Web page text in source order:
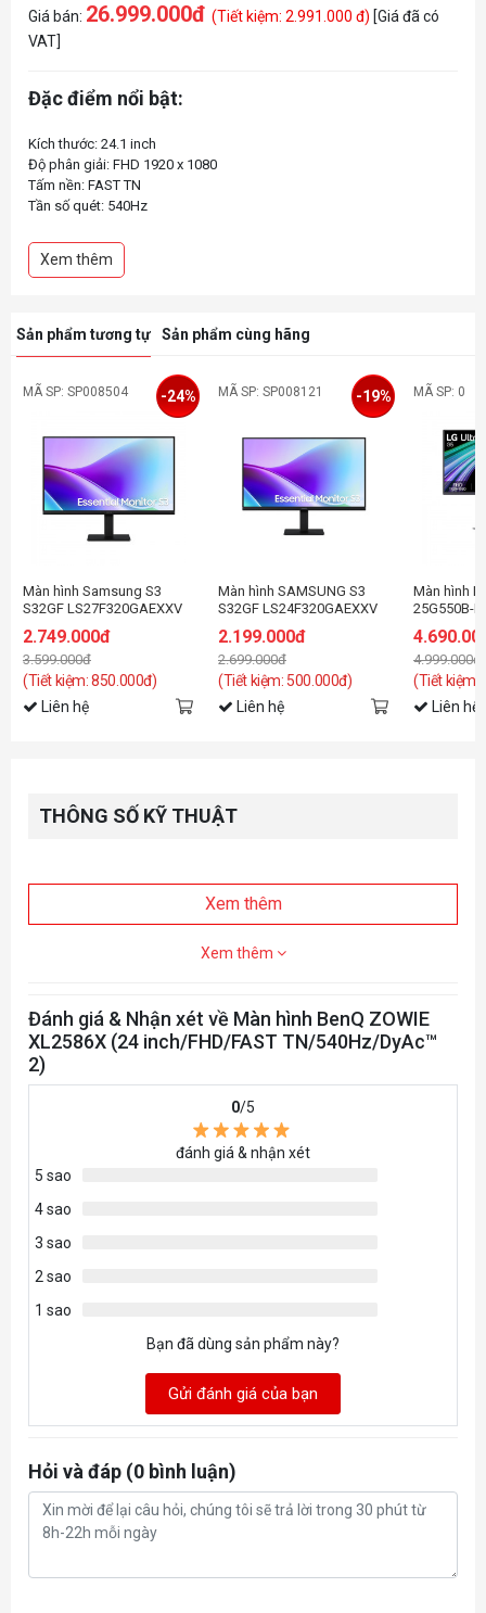
Giá bán: 26.999.000đ (Tiết kiệm: 2.991.000 đ) [Giá đã có
VAT]
Đặc điểm nổi bật:
Kích thước: 24.1 inch
Độ phân giải: FHD 1920 x 1080
Tấm nền: FAST TN
Tần số quét: 540Hz
Độ sáng: 350nits
Tỉ lệ tương phản: 1000:1
Phụ kiện: DP 1.4 (1.8m) / HDMI 2.1 (1.8m) / Tấm chắn / S Switch
Xem thêm
Sản phẩm tương tự Sản phẩm cùng hãng
MÃ SP: SP008504
Màn hình Samsung S3
S32GF LS27F320GAEXXV
inch/FHD/IPS/120Hz/5ms)
2.749.000đ
3.599.000đ
(Tiết kiệm: 850.000đ)
-24%
Liên hệ
MÃ SP: SP008121
Màn hình SAMSUNG S3
S32GF LS24F320GAEXXV
- 5ms)
2.199.000đ
2.699.000đ
(Tiết kiệm: 500.000đ)
-19%
Liên hệ
MÃ SP: 0
Màn hình
25G550B-B
4.999.000đ
(Tiết kiệm:
Liên hệ
THÔNG SỐ KỸ THUẬT
Xem thêm
Xem thêm
Đánh giá & Nhận xét về Màn hình BenQ ZOWIE
XL2586X (24 inch/FHD/FAST TN/540Hz/DyAc™
2)
0/5
đánh giá & nhận xét
5 sao
4 sao
3 sao
2 sao
1 sao
Bạn đã dùng sản phẩm này?
Gửi đánh giá của bạn
Hỏi và đáp (0 bình luận)